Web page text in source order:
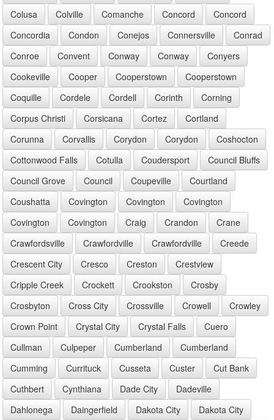
Colusa
Colville Comanche Concord
Concord
Concordia
Condon Conejos Connersville
Conrad
Conroe
Convent Conway Conway
Conyers
Cookeville
Cooper Cooperstown
Cooperstown
Coquille
Cordele Cordell Corinth
Corning
Corpus Christi
Corsicana Cortez
Cortland
Corunna
Corvallis Corydon Corydon
Coshocton
Cottonwood Falls
Cotulla Coudersport
Council Bluffs
Council Grove
Council Coupeville
Courtland
Coushatta
Covington Covington
Covington
Covington
Covington Craig Crandon
Crane
Crawfordsville
Crawfordville Crawfordville
Creede
Crescent City
Cresco Creston
Crestview
Cripple Creek
Crockett Crookston
Crosby
Crosbyton
Cross City Crossville Crowell
Crowley
Crown Point
Crystal City Crystal Falls
Cuero
Cullman
Culpeper Cumberland
Cumberland
Cumming
Currituck Cusseta Custer
Cut Bank
Cuthbert
Cynthiana Dade City
Dadeville
Dahlonega
Daingerfield Dakota City
Dakota City